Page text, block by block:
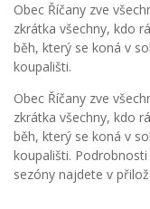
Obec Říčany zve
zkrátka všechny, kdo
běh, který se koná v
koupališti.
Obec Říčany zve
zkrátka všechny, kdo
běh, který se koná v
koupališti.
sezóny najdete v